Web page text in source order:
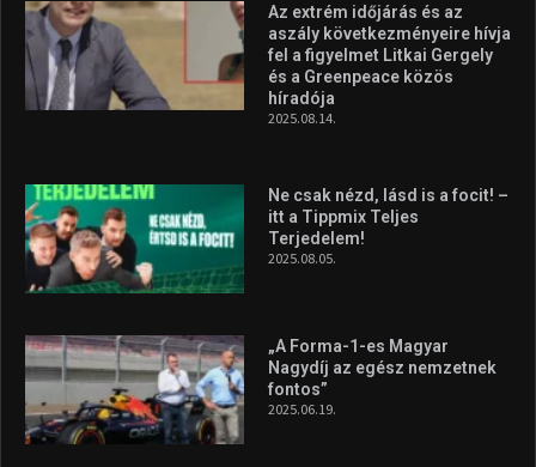
Az extrém időjárás és az
aszály következményeire hívja
fel a figyelmet Litkai Gergely
és a Greenpeace közös
híradója
2025.08.14.
Ne csak nézd, lásd is a focit! –
itt a Tippmix Teljes
Terjedelem!
2025.08.05.
„A Forma-1-es Magyar
Nagydíj az egész nemzetnek
fontos”
2025.06.19.